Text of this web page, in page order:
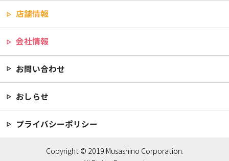
店舗情報
会社情報
お問い合わせ
おしらせ
プライバシーポリシー
Copyright © 2019 Musashino Corporation.